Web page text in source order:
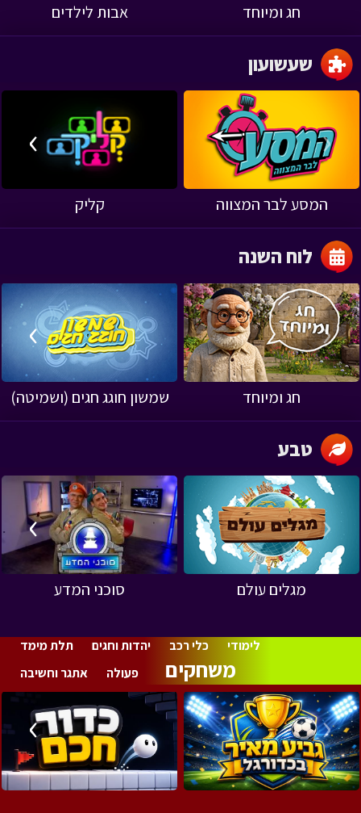
חג ומיוחד אבות לילדים
המסע לבר המצווה קליק
‹
›
חג ומיוחד שמשון חוגג חגים (ושמיטה)
‹
›
מגלים עולם סוכני המדע
‹
›
תלת מימד יהדות וחגים כלי רכב
לימודי
אתגר וחשיבה
פעולה משחקים
‹
›